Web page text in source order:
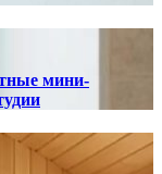
мини-